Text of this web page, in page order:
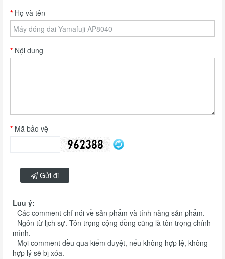
Họ và tên
Nội dung
Mã bảo vệ
Gửi đi
Luu ý:
- Các comment chỉ nói về sản phẩm và tính năng sản phẩm.
- Ngôn từ lịch sự. Tôn trọng cộng đồng cũng là tôn trọng chính
mình.
- Mọi comment đều qua kiểm duyệt, nếu không hợp lệ, không
hợp lý sẽ bị xóa.